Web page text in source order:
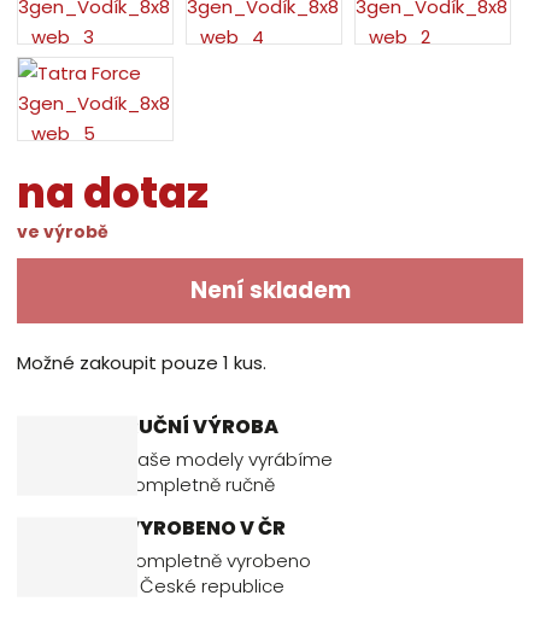
na dotaz
ve výrobě
Není skladem
​Možné zakoupit pouze 1 kus.
RUČNÍ VÝROBA
Naše modely vyrábíme
kompletně ručně
VYROBENO V ČR
Kompletně vyrobeno
v České republice